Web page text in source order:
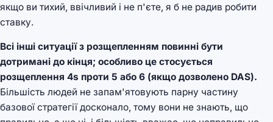
якщо ви тихий, ввічливий і не п'єте, я б не радив робити
ставку.
Всі інші ситуації з розщепленням повинні бути
дотримані до кінця; особливо це стосується
розщеплення 4s проти 5 або 6 (якщо дозволено DAS).
Більшість людей не запам'ятовують парну частину
базової стратегії досконало, тому вони не знають, що